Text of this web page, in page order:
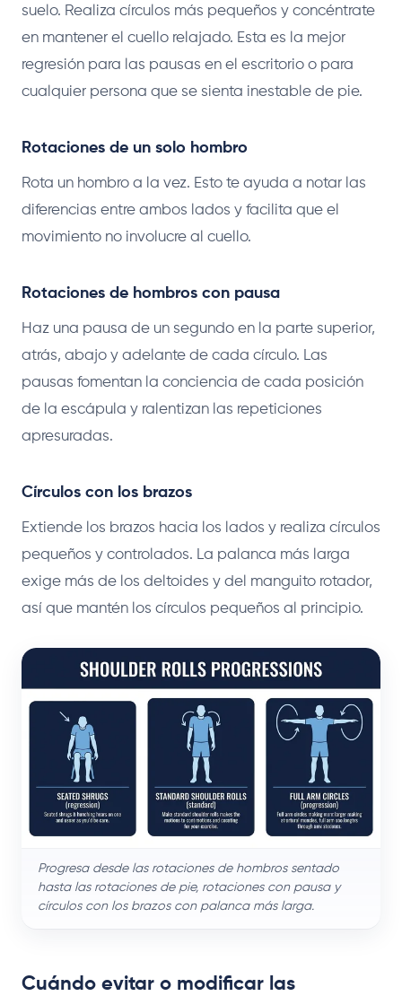
suelo. Realiza círculos más pequeños y concéntrate
en mantener el cuello relajado. Esta es la mejor
regresión para las pausas en el escritorio o para
cualquier persona que se sienta inestable de pie.
Rotaciones de un solo hombro
Rota un hombro a la vez. Esto te ayuda a notar las
diferencias entre ambos lados y facilita que el
movimiento no involucre al cuello.
Rotaciones de hombros con pausa
Haz una pausa de un segundo en la parte superior,
atrás, abajo y adelante de cada círculo. Las
pausas fomentan la conciencia de cada posición
de la escápula y ralentizan las repeticiones
apresuradas.
Círculos con los brazos
Extiende los brazos hacia los lados y realiza círculos
pequeños y controlados. La palanca más larga
exige más de los deltoides y del manguito rotador,
así que mantén los círculos pequeños al principio.
Progresa desde las rotaciones de hombros sentado
hasta las rotaciones de pie, rotaciones con pausa y
círculos con los brazos con palanca más larga.
Cuándo evitar o modificar las